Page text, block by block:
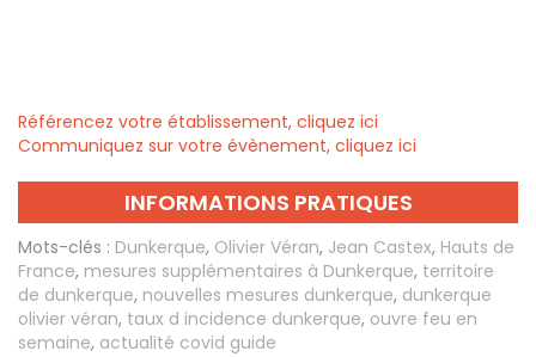
Référencez votre établissement, cliquez ici
Communiquez sur votre évènement, cliquez ici
INFORMATIONS PRATIQUES
Mots-clés : Dunkerque, Olivier Véran, Jean Castex, Hauts de
France, mesures supplémentaires à Dunkerque, territoire
de dunkerque, nouvelles mesures dunkerque, dunkerque
olivier véran, taux d incidence dunkerque, ouvre feu en
semaine, actualité covid guide